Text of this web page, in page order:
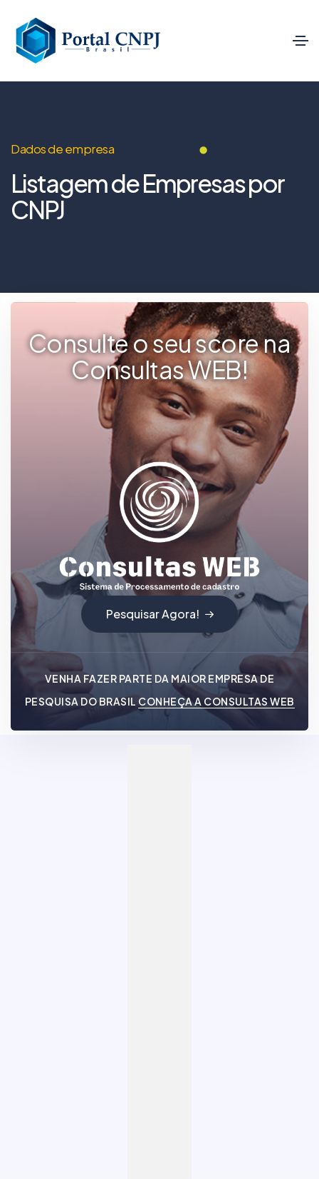
Dados de empresa
Listagem de Empresas por
CNPJ
Consulte o seu score na
Consultas WEB!
Pesquisar Agora!
VENHA FAZER PARTE DA MAIOR EMPRESA DE
PESQUISA DO BRASIL CONHEÇA A CONSULTAS WEB